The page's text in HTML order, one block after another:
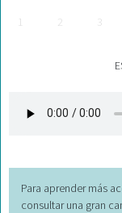
1 2 3
Para aprender más
consultar una gran